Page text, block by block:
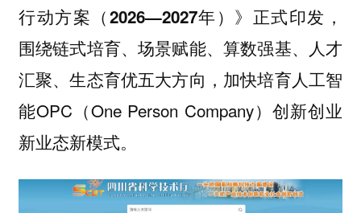
行动方案（2026—2027年）》 正式印发，
围绕链式培育、场景赋能、算数强基、人才
汇聚、生态育优五大方向，加快培育人工智
能OPC（One Person Company）创新创业
新业态新模式。